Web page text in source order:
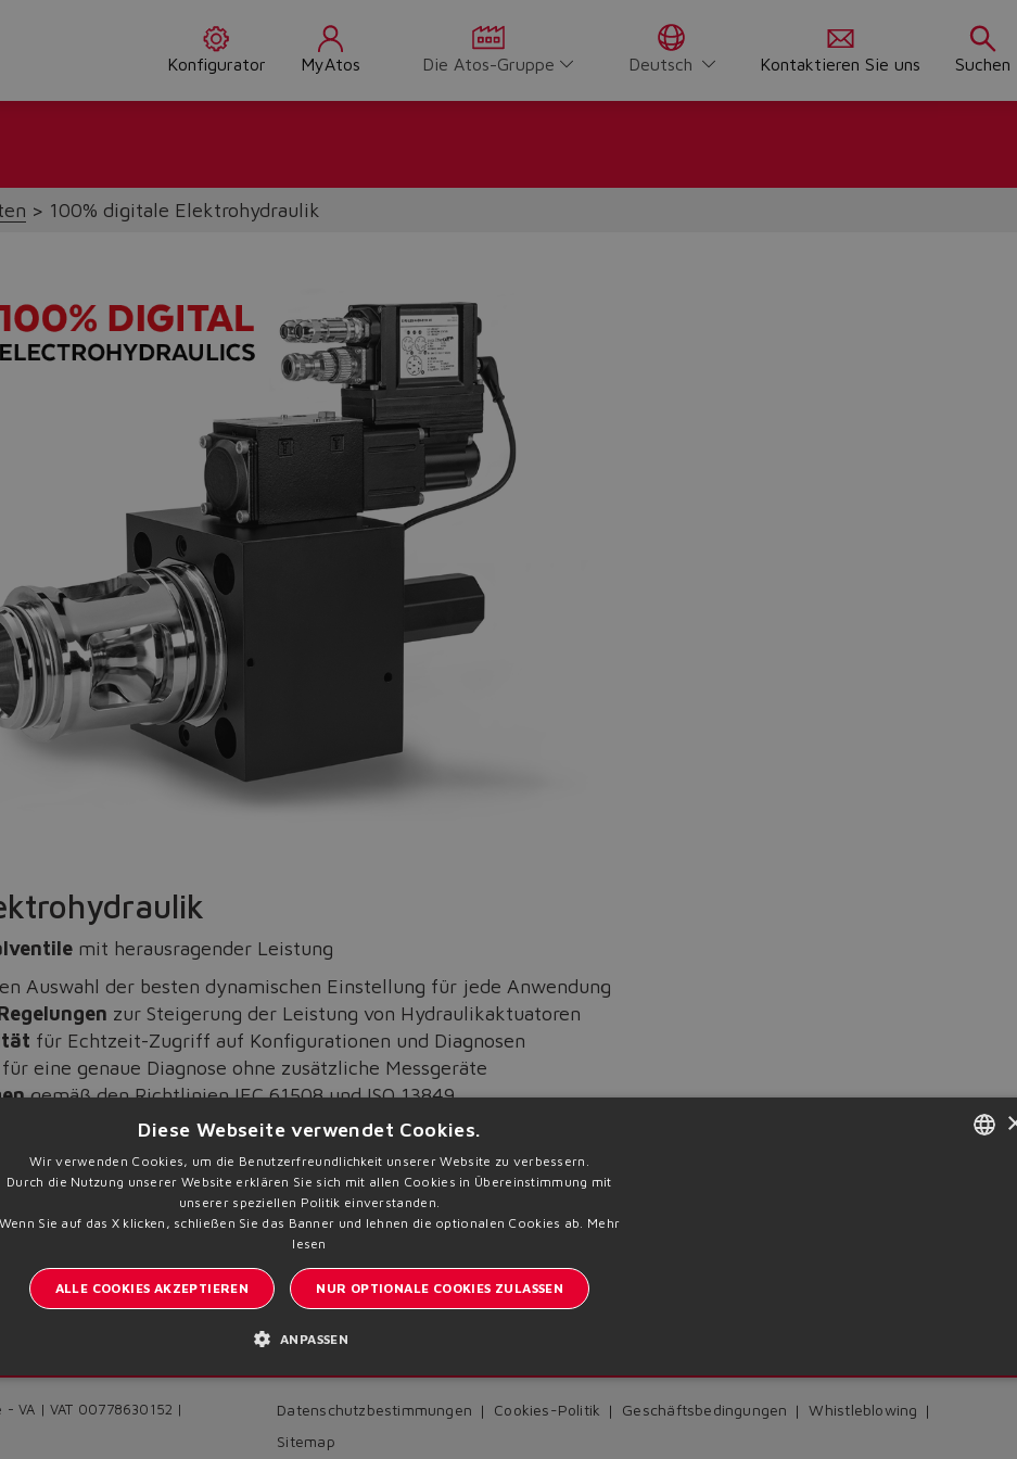
Konfigurator MyAtos Die Atos-Gruppe Deutsch Kontaktieren Sie uns Suchen
Do you want to leave the configurator?
The running selection will be lost.
Yes No
100% digitale Elektrohydraulik
mit herausragender Leistung
Auswahl der besten dynamischen Einstellung für jede Anwendung
zur Steigerung der Leistung von Hydraulikaktuatoren
für Echtzeit-Zugriff auf Konfigurationen und Diagnosen
für eine genaue Diagnose ohne zusätzliche Messgeräte
gemäß den Richtlinien IEC 61508 und ISO 13849
Merkmale derdigitalen Proportionalventile.
Bleiben Sie informiert über Atos
VA | VAT 00778630152 |
Datenschutzbestimmungen Cookies-Politik Geschäftsbedingungen
Whistleblowing
Sitemap
CHINESE
Diese Webseite verwendet Cookies.
Wir verwenden Cookies, um die Benutzerfreundlichkeit unserer Website zu verbessern.
Durch die Nutzung unserer Website erklären Sie sich mit allen Cookies in Übereinstimmung mit
unserer speziellen Politik einverstanden.
Wenn Sie auf das X klicken, schließen Sie das Banner und lehnen die optionalen Cookies ab. Mehr
lesen
ALLE COOKIES AKZEPTIEREN NUR OPTIONALE COOKIES ZULASSEN
ANPASSEN